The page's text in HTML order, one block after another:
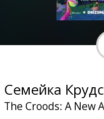
Подарки
Клуб
Семейка
The Croods: A New